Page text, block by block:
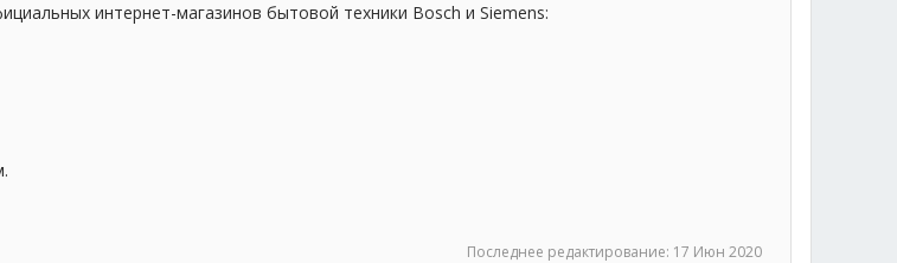
интернет-магазинов бытовой техники Bosch и Siemens:
Последнее редактирование: 17 Июн 2020